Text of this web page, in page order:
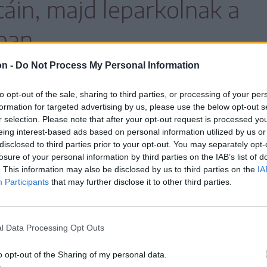
- Do Not Process My Personal Information
opt-out of the sale, sharing to third parties, or processing of your
for targeted advertising by us, please use the below opt-out
selection. Please note that after your opt-out request is processed
interest-based ads based on personal information utilized by us
to third parties prior to your opt-out. You may separately
of your personal information by third parties on the IAB’s list of
This information may also be disclosed by us to third parties on the
Participants that may further disclose it to other third parties.
Data Processing Opt Outs
opt-out of the Sharing of my personal data.
majd leparkolnak a
szemügyre venni a
dacára vagy éppen annak okán
tisztségviselők köszöntik autók
emléktárgyakat is átadnak.
13 óra után indul vissza